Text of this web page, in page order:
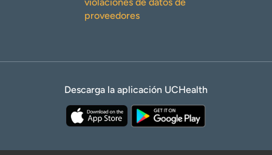
proveedores
Descarga la aplicación UCHealth